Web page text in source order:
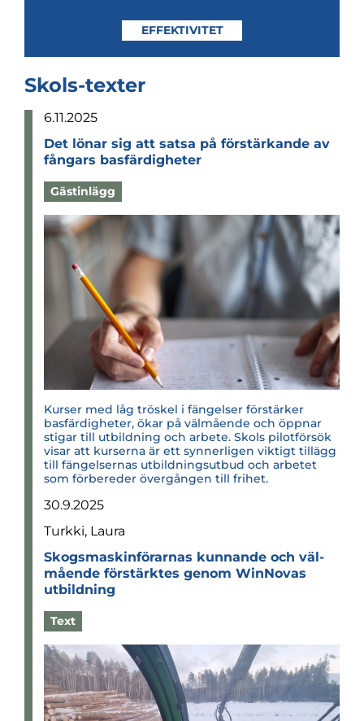
EFFEKTIVITET
Skols-texter
6.11.2025
Det lönar sig att satsa på för­stär­kande av
fång­ars bas­fär­dig­he­ter
Gästinlägg
Kurser med låg tröskel i fängelser förstärker
basfärdigheter, ökar på välmående och öppnar
stigar till utbildning och arbete. Skols pilotförsök
visar att kurserna är ett synnerligen viktigt tillägg
till fängelsernas utbildningsutbud och arbetet
som förbereder övergången till frihet.
30.9.2025
Turkki, Laura
Skogs­ma­skin­fö­rar­nas kun­nande och väl­
må­ende för­stärk­tes genom Win­No­vas
utbild­ning
Text